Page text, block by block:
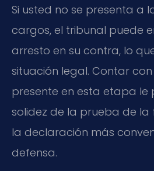
Si usted no se presenta a
cargos, el tribunal puede
arresto en su contra, lo
situación legal. Contar
presente en esta etapa le
solidez de la prueba de la
la declaración más
defensa.